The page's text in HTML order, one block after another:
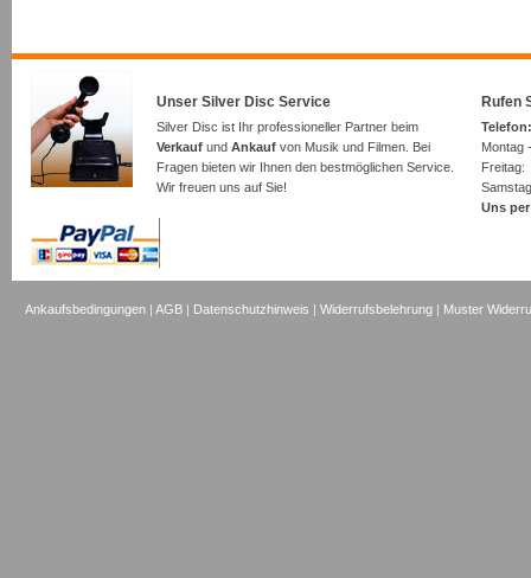
Unser Silver Disc Service
Silver Disc ist Ihr professioneller Partner beim
Verkauf und Ankauf von Musik und Filmen. Bei
Fragen bieten wir Ihnen den bestmöglichen Service.
Wir freuen uns auf Sie!
Rufen
Montag
Uns
Ankaufsbedingungen |AGB | Datenschutzhinweis |Widerrufsbelehrung | Muster